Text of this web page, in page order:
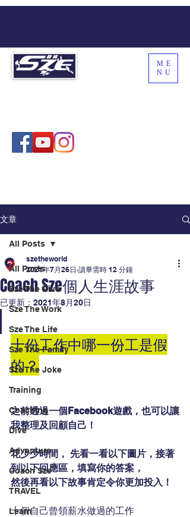
ME
NU
文章
All Posts
Sze The Dive
Sze The Work
Sze The Life
Sze The Family
Sze The Joke
Training
Coaching
Dive
Adventure
Coach Sze
TRAVEL
Learn
All Posts
Coach Sze個人生涯故事
szetheworld
2021年7月26日 讀畢需時 12 分鐘
已更新： 2021年8月20日
十份工作中哪一份工是假
的？
之前透過一個Facebook遊戲，也可以讓
我整理及回顧自己！
花少少時間， 先看一看以下圖片，接著
到以下回應區，填寫你的答案，
然後再看以下故事肯定令你更加投入！
十個自己曾領薪水做過的工作